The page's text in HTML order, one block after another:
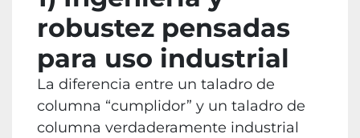
robustez pensadas
para uso industrial
La diferencia entre un taladro de
columna “cumplidor” y un taladro de
columna verdaderamente industrial